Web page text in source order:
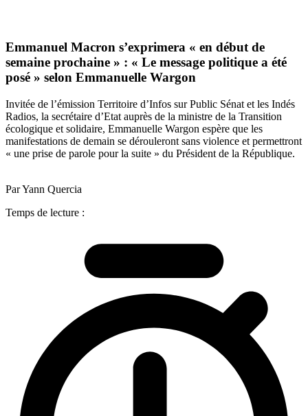
Emmanuel Macron s’exprimera « en début de
semaine prochaine » : « Le message politique a été
posé » selon Emmanuelle Wargon
Invitée de l’émission Territoire d’Infos sur Public Sénat et les Indés
Radios, la secrétaire d’Etat auprès de la ministre de la Transition
écologique et solidaire, Emmanuelle Wargon espère que les
manifestations de demain se dérouleront sans violence et permettront
« une prise de parole pour la suite » du Président de la République.
Par Yann Quercia
Temps de lecture :